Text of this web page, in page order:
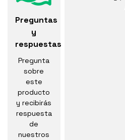
Preguntas
y
respuestas
Pregunta
sobre
este
producto
y recibirás
respuesta
de
nuestros